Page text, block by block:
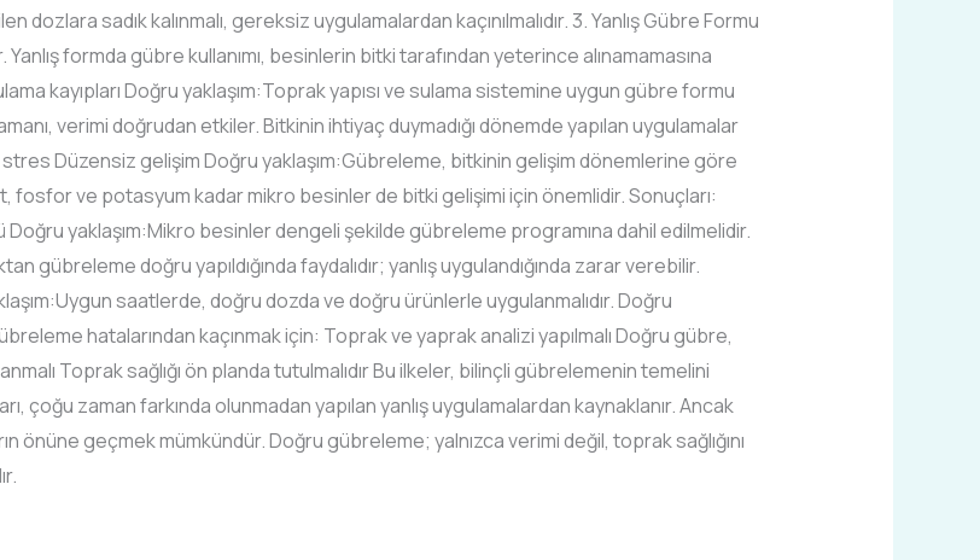
dozlara sadık kalınmalı, gereksiz uygulamalardan kaçınılmalıdır. 3. Yanlış Gübre Formu
formda gübre kullanımı, besinlerin bitki tarafından yeterince alınamamasına
kayıpları Doğru yaklaşım:Toprak yapısı ve sulama sistemine uygun gübre formu
verimi doğrudan etkiler. Bitkinin ihtiyaç duymadığı dönemde yapılan uygulamalar
stres Düzensiz gelişim Doğru yaklaşım:Gübreleme, bitkinin gelişim dönemlerine göre
fosfor ve potasyum kadar mikro besinler de bitki gelişimi için önemlidir. Sonuçları:
Doğru yaklaşım:Mikro besinler dengeli şekilde gübreleme programına dahil edilmelidir.
gübreleme doğru yapıldığında faydalıdır; yanlış uygulandığında zarar verebilir.
saatlerde, doğru dozda ve doğru ürünlerle uygulanmalıdır. Doğru
hatalarından kaçınmak için: Toprak ve yaprak analizi yapılmalı Doğru gübre,
Toprak sağlığı ön planda tutulmalıdır Bu ilkeler, bilinçli gübrelemenin temelini
çoğu zaman farkında olunmadan yapılan yanlış uygulamalardan kaynaklanır. Ancak
önüne geçmek mümkündür. Doğru gübreleme; yalnızca verimi değil, toprak sağlığını